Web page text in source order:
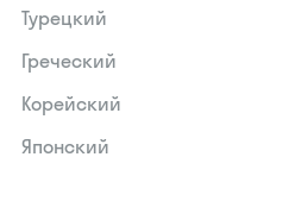
Турецкий
Греческий
Корейский
Японский